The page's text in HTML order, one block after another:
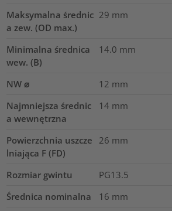
Maksymalna średnic
a zew. (OD max.)
29 mm
Minimalna średnica
wew. (B)
14.0 mm
NW ⌀ 12 mm
Najmniejsza średnic
a wewnętrzna
14 mm
Powierzchnia uszcze
lniająca F (FD)
26 mm
Rozmiar gwintu
PG13.5
Średnica nominalna
16 mm